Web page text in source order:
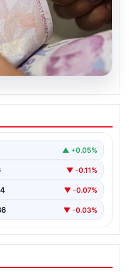
zaman yatacak?
emekli ikramiye
▲ +0.05%
▼ -0.11%
▼ -0.07%
▼ -0.03%